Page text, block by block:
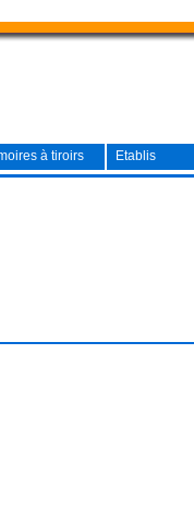
à tiroirs Etablis